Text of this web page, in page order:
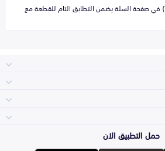
تزويدنا برقم الهيكل (VIN) في صفحة السلة يضمن التطابق التام للقطعة مع
المكائن، القيرات
وملحقاتها
الأكثر مبيعاً
تويوتا
حمل التطبيق الان